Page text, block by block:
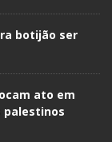
botijão ser
ato em
palestinos